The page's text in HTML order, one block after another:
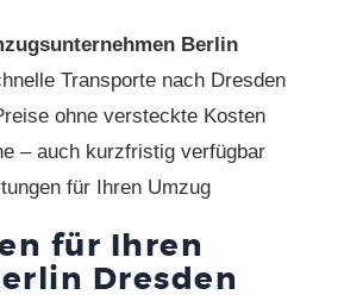
Berlin
Transporte nach Dresden
ohne versteckte Kosten
– auch kurzfristig verfügbar
für Ihren Umzug
für Ihren
Dresden